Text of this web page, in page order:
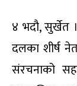
४ भदौ, सुर्खेत
दलका शीर्ष
संरचनाको